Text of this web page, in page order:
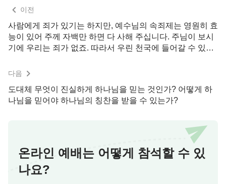
써 명예와 이익, 지위는 사탄이 사람을 타락시키고
망가뜨리는 방법이며 명예와 이익, 지위를 좇는 사람
은 죄악의 늪에 점점 깊이 빠져 고통 속에서 헤어나
올 수 없다는 것을 알 수 있습니다. 그리고 우리는 하
서 살고 피조물의 본분을 이행한다면 하나님의 칭찬
과 축복을 받을 수 있다는 것을 알 수 있습니다. 우리
속에 있는 사탄의 잘못된 가치관이 바뀌어 일하면서
기기 위해 사람과 다투지 않으며 하나님의 섭리에 순
종한다면 우리의 마음은 평온하고 안정되며 자유로
워집니다. 우리가 진리를 추구할 때 하나님께서는 우
리와 함께하십니다. 그래서 우리가 어떤 상황에 놓여
이전
사람에게 죄가 있기는 하지만, 예수님의 속죄제는 영원히 효
능이 있어 주께 자백만 하면 다 사해 주십니다. 주님이 보시
기에 우리는 죄가 없죠. 따라서 우린 천국에 들어갈 수 있어
다음
도대체 무엇이 진실하게 하나님을 믿는 것인가? 어떻게 하
나님을 믿어야 하나님의 칭찬을 받을 수 있는가?
온라인 예배는 어떻게 참석할 수 있
나요?